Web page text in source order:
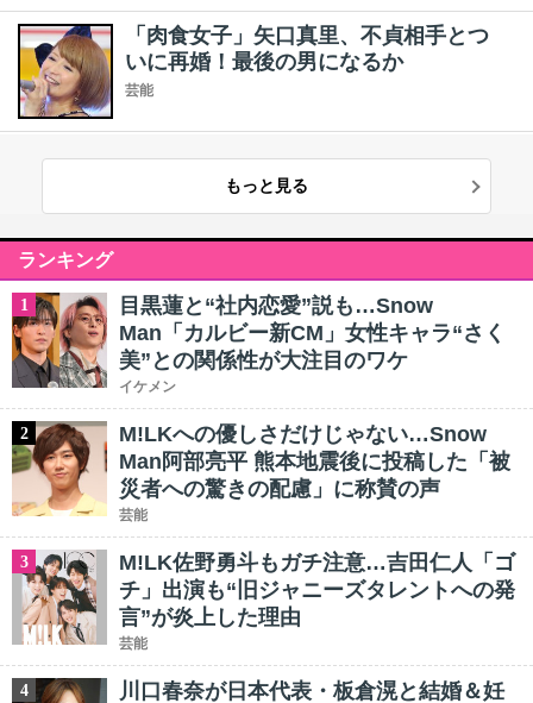
「肉食女子」矢口真里、不貞相手とつ
いに再婚！最後の男になるか
芸能
もっと見る
ランキング
1
目黒蓮と“社内恋愛”説も…Snow
Man「カルビー新CM」女性キャラ“さく
美”との関係性が大注目のワケ
イケメン
2
M!LKへの優しさだけじゃない…Snow
Man阿部亮平 熊本地震後に投稿した「被
災者への驚きの配慮」に称賛の声
芸能
3
M!LK佐野勇斗もガチ注意…吉田仁人「ゴ
チ」出演も“旧ジャニーズタレントへの発
言”が炎上した理由
芸能
4 川口春奈が日本代表・板倉滉と結婚＆妊